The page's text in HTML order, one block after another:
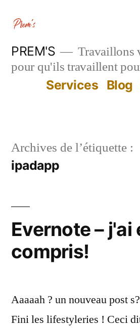
contenu
PREM'S
Travaillons
pour qu'ils travaillent
Services Blog
Archives de l’étiquette :
ipadapp
Evernote – j'ai
compris!
Aaaaah ? un nouveau post
Fini les lifestyleries ! Ceci